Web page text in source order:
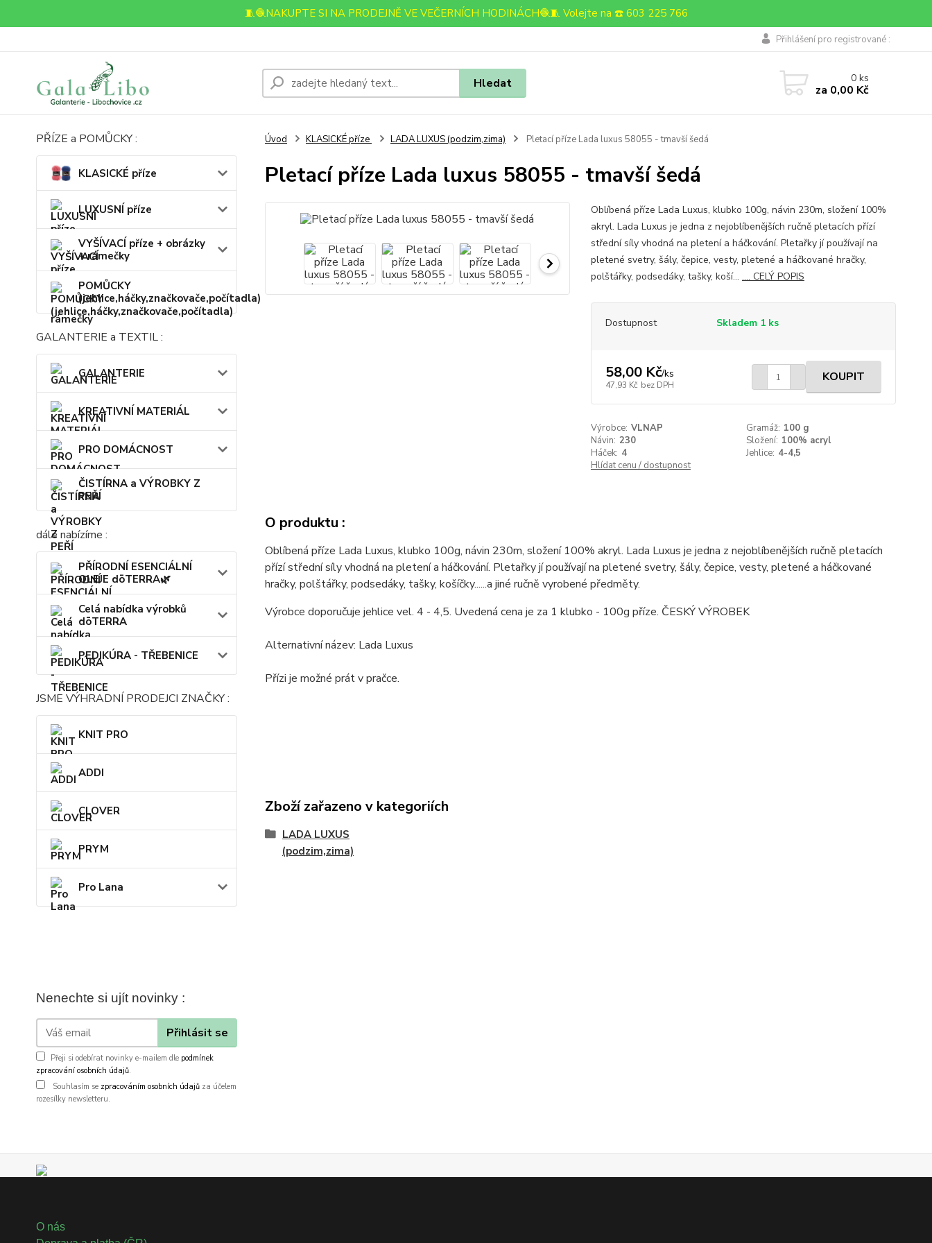
🧵🧶NAKUPTE SI NA PRODEJNĚ VE VEČERNÍCH HODINÁCH🧶🧵 Volejte na ☎️ 603 225 766
Přihlášení pro registrované :
Hledat 0ks
za 0,00 Kč
PŘÍZE a POMŮCKY :
KLASICKÉ příze
LUXUSNÍ příze
VYŠÍVACÍ příze + obrázky
+ rámečky
POMŮCKY
(jehlice,háčky,značkovače,počítadla)
GALANTERIE a TEXTIL :
GALANTERIE
KREATIVNÍ MATERIÁL
PRO DOMÁCNOST
ČISTÍRNA a VÝROBKY Z
PEŘÍ
dále nabízíme :
PŘÍRODNÍ ESENCIÁLNÍ
OLEJE dōTERRA🌿
Celá nabídka výrobků
dōTERRA
PEDIKÚRA - TŘEBENICE
JSME VÝHRADNÍ PRODEJCI ZNAČKY :
KNIT PRO
ADDI
CLOVER
PRYM
Pro Lana
Nenechte si ujít novinky :
Přihlásit se
Přeji si odebírat novinky e-mailem dle podmínek
zpracování osobních údajů.
Souhlasím se zpracováním osobních údajů za účelem
rozesílky newsletteru.
Úvod KLASICKÉ příze LADA LUXUS (podzim,zima) Pletací příze Lada luxus 58055 - tmavší šedá
Pletací příze Lada luxus 58055 - tmavší šedá
Oblíbená příze Lada Luxus, klubko 100g, návin 230m, složení 100%
akryl. Lada Luxus je jedna z nejoblíbenějších ručně pletacích přízí
střední síly vhodná na pletení a háčkování. Pletařky jí používají na
pletené svetry, šály, čepice, vesty, pletené a háčkované hračky,
polštářky, podsedáky, tašky, koší... .... CELÝ POPIS
Dostupnost Skladem 1 ks
58,00 Kč/ks
47,93 Kč bez DPH
KOUPIT
Výrobce: VLNAP Gramáž: 100 g
Návin: 230 Složení: 100% acryl
Háček: 4 Jehlice: 4-4,5
Hlídat cenu / dostupnost
O produktu :
Oblíbená příze Lada Luxus, klubko 100g, návin 230m, složení 100% akryl. Lada Luxus je jedna z nejoblíbenějších ručně pletacích
přízí střední síly vhodná na pletení a háčkování. Pletařky jí používají na pletené svetry, šály, čepice, vesty, pletené a háčkované
hračky, polštářky, podsedáky, tašky, košíčky......a jiné ručně vyrobené předměty.
Výrobce doporučuje jehlice vel. 4 - 4,5. Uvedená cena je za 1 klubko - 100g příze. ČESKÝ VÝROBEK
Alternativní název: Lada Luxus
Přízi je možné prát v pračce.
Zboží zařazeno v kategoriích
LADA LUXUS
(podzim,zima)
O nás